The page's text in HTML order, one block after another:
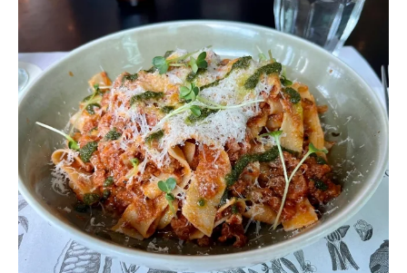
厳選素材が光るシェフ自慢の本格イタリアンコース
こだわりの生パスタが味わえる隠れ家イタリアン
ワインと相性抜群のイタリアン料理で大人の夜を演出